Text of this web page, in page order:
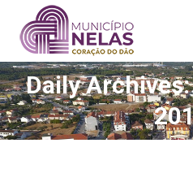
Daily
You are